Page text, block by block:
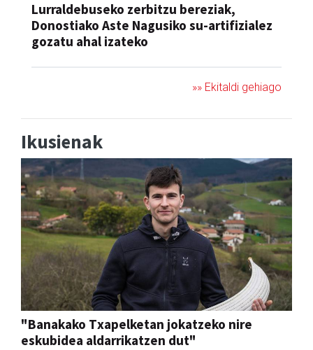
Lurraldebuseko zerbitzu bereziak,
Donostiako Aste Nagusiko su-artifizialez
gozatu ahal izateko
»» Ekitaldi gehiago
Ikusienak
"Banakako Txapelketan jokatzeko nire
eskubidea aldarrikatzen dut"